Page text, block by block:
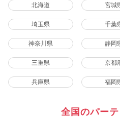
北海道 宮城
埼玉県 千葉
神奈川県 静岡
三重県 京都
兵庫県 福岡
全国のパー